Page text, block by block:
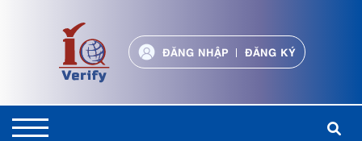
ĐĂNG NHẬP ĐĂNG KÝ